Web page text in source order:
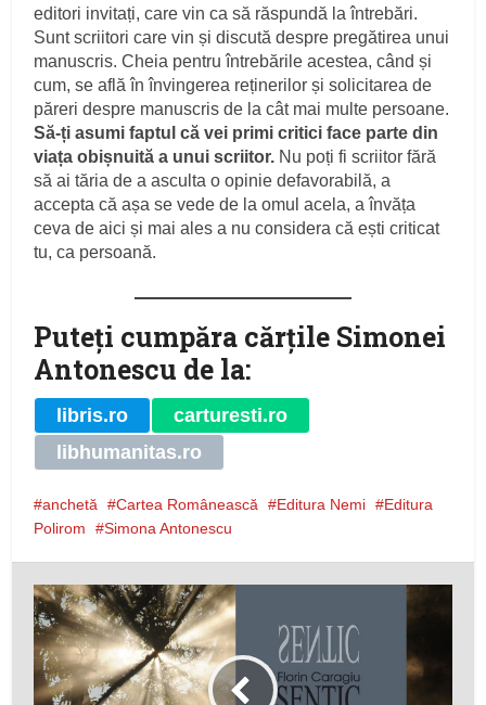
editori invitați, care vin ca să răspundă la întrebări.
Sunt scriitori care vin și discută despre pregătirea unui
manuscris. Cheia pentru întrebările acestea, când și
cum, se află în învingerea reținerilor și solicitarea de
păreri despre manuscris de la cât mai multe persoane.
Să-ți asumi faptul că vei primi critici face parte din
viața obișnuită a unui scriitor. Nu poți fi scriitor fără
să ai tăria de a asculta o opinie defavorabilă, a
accepta că așa se vede de la omul acela, a învăța
ceva de aici și mai ales a nu considera că ești criticat
tu, ca persoană.
Puteţi cumpăra cărţile Simonei
Antonescu de la:
libris.ro
carturesti.ro
libhumanitas.ro
anchetă Cartea Românească Editura Nemi
Editura
Polirom
Simona Antonescu